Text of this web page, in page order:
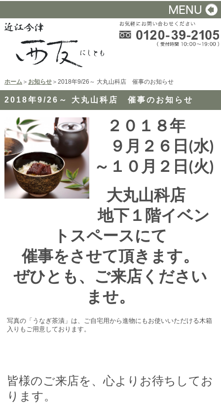
ホーム＞ お知らせ＞2018年9/26～ 大丸山科店 催事のお知らせ
2018年9/26～ 大丸山科店 催事のお知らせ
２０１８年
９月２６日(水)
～１０月２日(火)
大丸山科店
地下１階イベン
トスペースにて
催事をさせて頂きます。
ぜひとも、ご来店ください
ませ。
写真の「うなぎ茶漬」は、ご自宅用から進物にもお使いいただける木箱
入りもご用意しております。
皆様のご来店を、心よりお待ちしてお
ります。